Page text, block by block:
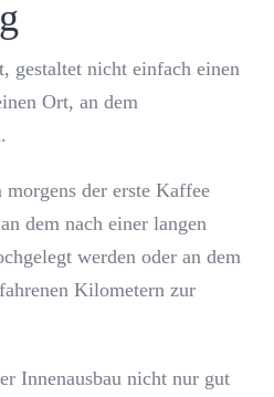
gestaltet nicht einfach einen
Ort, an dem
der erste Kaffee
dem nach einer langen
werden oder an dem
Kilometern zur
Innenausbau nicht nur gut